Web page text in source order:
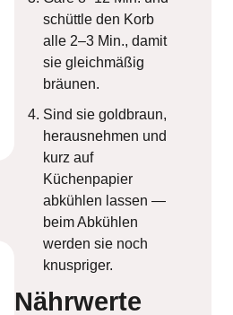
schüttle den Korb
alle 2–3 Min., damit
sie gleichmäßig
bräunen.
Sind sie goldbraun,
herausnehmen und
kurz auf
Küchenpapier
abkühlen lassen —
beim Abkühlen
werden sie noch
knuspriger.
Nährwerte